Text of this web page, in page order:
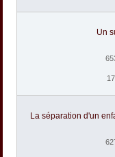
Un
La séparation d'un